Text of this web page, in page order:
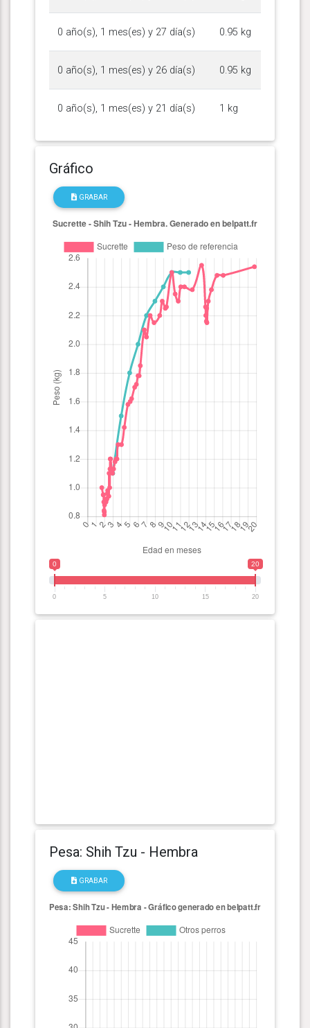
0 año(s), 1 mes(es) y 27 día(s) 0.95 kg
0 año(s), 1 mes(es) y 26 día(s) 0.95 kg
0 año(s), 1 mes(es) y 21 día(s) 1 kg
Gráfico
GRABAR
0 20
0 5 10 15 20
Pesa: Shih Tzu - Hembra
GRABAR